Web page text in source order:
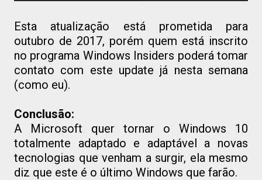
Esta atualização está prometida para
outubro de 2017, porém quem está inscrito
no programa Windows Insiders poderá tomar
contato com este update já nesta semana
(como eu).
Conclusão:
A Microsoft quer tornar o Windows 10
totalmente adaptado e adaptável a novas
tecnologias que venham a surgir, ela mesmo
diz que este é o último Windows que farão.